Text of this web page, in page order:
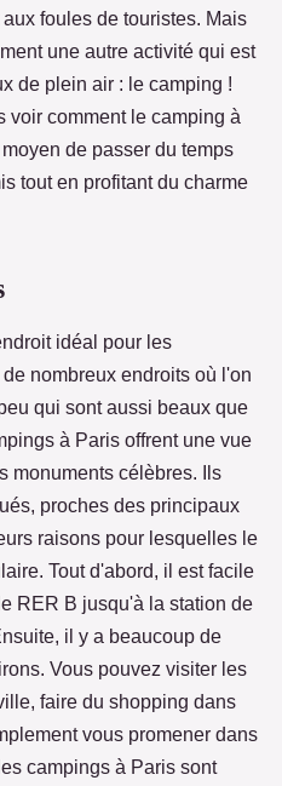
foules de touristes. Mais
une autre activité qui est
de plein air : le camping !
voir comment le camping à
de passer du temps
tout en profitant du charme
idéal pour les
nombreux endroits où l'on
qui sont aussi beaux que
à Paris offrent une vue
monuments célèbres. Ils
proches des principaux
raisons pour lesquelles le
Tout d'abord, il est facile
RER B jusqu'à la station de
il y a beaucoup de
Vous pouvez visiter les
faire du shopping dans
vous promener dans
campings à Paris sont